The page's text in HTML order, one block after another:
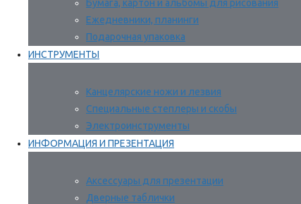
Бумага, картон и альбомы для рисования
Ежедневники, планинги
Подарочная упаковка
ИНСТРУМЕНТЫ
Канцелярские ножи и лезвия
Специальные степлеры и скобы
Электроинструменты
ИНФОРМАЦИЯ И ПРЕЗЕНТАЦИЯ
Аксессуары для презентации
Дверные таблички